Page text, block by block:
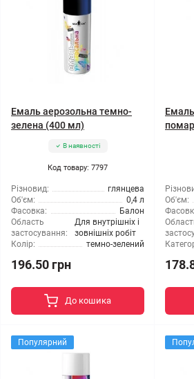
Емаль аерозольна темно-
зелена (400 мл)
В наявності
Код товару: 7797
Різновид:
глянцева
Об'єм:
0,4 л
Фасовка:
Балон
Область
застосування:
Для внутрішніх і
зовнішніх робіт
Колір:
темно-зелений
196.50 грн
До кошика
Об'єм:
Популярний